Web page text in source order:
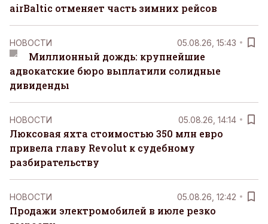
airBaltic отменяет часть зимних рейсов
НОВОСТИ 05.08.26, 15:43
Миллионный дождь: крупнейшие
адвокатские бюро выплатили солидные
дивиденды
НОВОСТИ 05.08.26, 14:14
Люксовая яхта стоимостью 350 млн евро
привела главу Revolut к судебному
разбирательству
НОВОСТИ 05.08.26, 12:42
Продажи электромобилей в июле резко